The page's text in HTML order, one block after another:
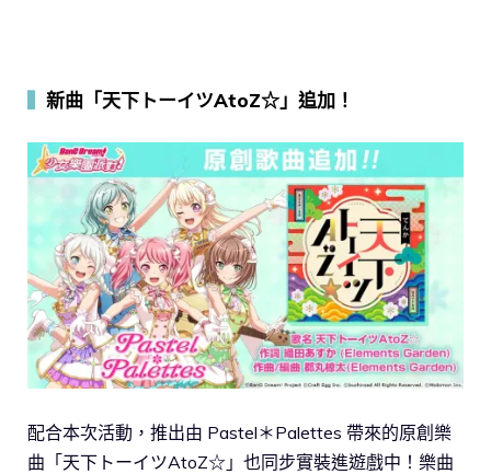
新曲「天下トーイツAtoZ☆」追加！
配合本次活動，推出由 Pastel＊Palettes 帶來的原創樂
曲「天下トーイツAtoZ☆」也同步實裝進遊戲中！樂曲